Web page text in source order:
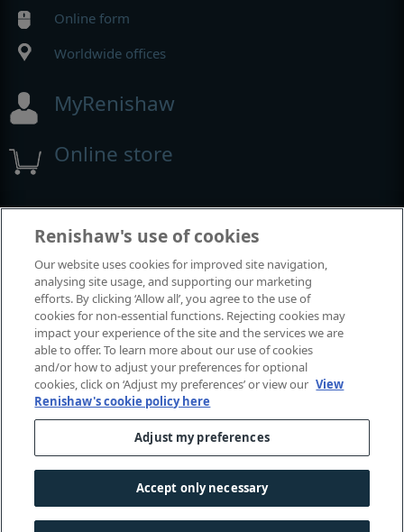
Online form
Worldwide offices
MyRenishaw
Online store
Events and exhibitions
View all events and exhibitions
© 2001-2026 Renishaw plc. All rights reserved.
Contact us
Accessibility
Cookies guide|Investors|Modern slavery
Renishaw's use of cookies
Our website uses cookies for improved site navigation,
analysing site usage, and supporting our marketing
efforts. By clicking ‘Allow all’, you agree to the use of
cookies for non-essential functions. Rejecting cookies may
impact your experience of the site and the services we are
able to offer. To learn more about our use of cookies
and/or how to adjust your preferences for optional
cookies, click on ‘Adjust my preferences’ or view our View
Renishaw's cookie policy here
Adjust my preferences
Accept only necessary